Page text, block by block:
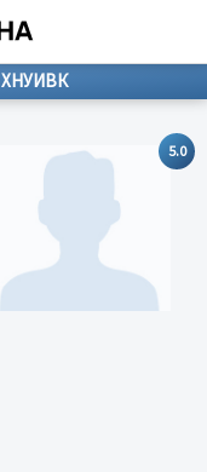
ХНУИВК
5.0